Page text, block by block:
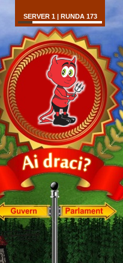
SERVER 1 | RUNDA 173